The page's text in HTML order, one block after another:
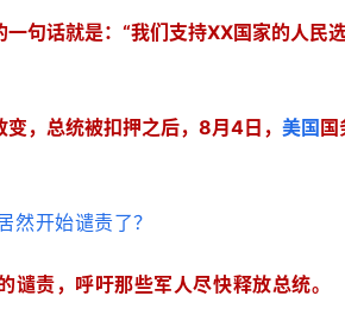
一句话就是：“我们支持XX国家的人民
，总统被扣押之后，8月4日， 美国
谴责，呼吁那些军人尽快释放总统。